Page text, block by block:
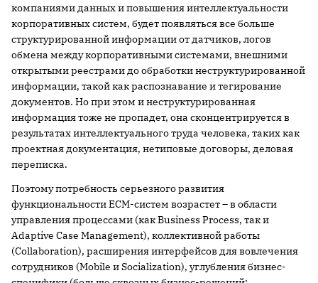
компаниями данных и повышения интеллектуальности
корпоративных систем, будет появляться все больше
структурированной информации от датчиков, логов
обмена между корпоративными системами, внешними
открытыми реестрами до обработки неструктурированной
информации, такой как распознавание и тегирование
документов. Но при этом и неструктурированная
информация тоже не пропадет, она сконцентрируется в
результатах интеллектуального труда человека, таких как
проектная документация, нетиповые договоры, деловая
переписка.
Поэтому потребность серьезного развития
функциональности ECM-систем возрастет – в области
управления процессами (как Business Process, так и
Adaptive Case Management), коллективной работы
(Collaboration), расширения интерфейсов для вовлечения
сотрудников (Mobile и Socialization), углубления бизнес-